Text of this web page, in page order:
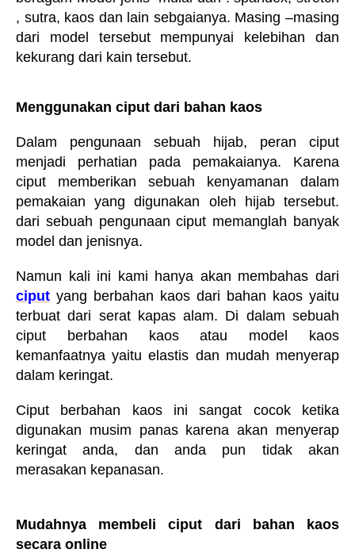
, sutra, kaos dan lain sebgaianya. Masing –masing
dari model tersebut mempunyai kelebihan dan
kekurang dari kain tersebut.
Menggunakan ciput dari bahan kaos
Dalam pengunaan sebuah hijab, peran ciput
menjadi perhatian pada pemakaianya. Karena
ciput memberikan sebuah kenyamanan dalam
pemakaian yang digunakan oleh hijab tersebut.
dari sebuah pengunaan ciput memanglah banyak
model dan jenisnya.
Namun kali ini kami hanya akan membahas dari
ciput yang berbahan kaos dari bahan kaos yaitu
terbuat dari serat kapas alam. Di dalam sebuah
ciput berbahan kaos atau model kaos
kemanfaatnya yaitu elastis dan mudah menyerap
dalam keringat.
Ciput berbahan kaos ini sangat cocok ketika
digunakan musim panas karena akan menyerap
keringat anda, dan anda pun tidak akan
merasakan kepanasan.
Mudahnya membeli ciput dari bahan kaos
secara online